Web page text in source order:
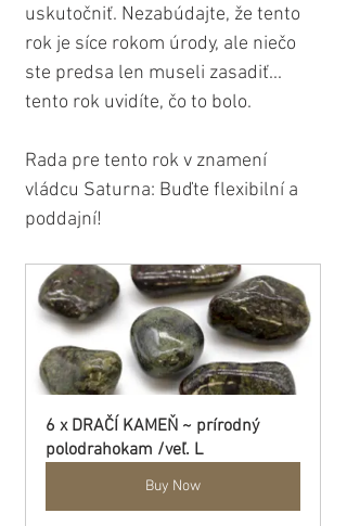
uskutočniť. Nezabúdajte, že tento
rok je síce rokom úrody, ale niečo
ste predsa len museli zasadiť...
tento rok uvidíte, čo to bolo.
Rada pre tento rok v znamení
vládcu Saturna: Buďte flexibilní a
poddajní!
6 x DRAČÍ KAMEŇ ~ prírodný
polodrahokam /veľ. L
Buy Now